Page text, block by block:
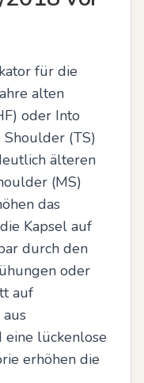
für die
alten
oder Into
Shoulder (TS)
älteren
(MS)
das
Kapsel auf
durch den
oder
auf
aus
lückenlose
erhöhen die